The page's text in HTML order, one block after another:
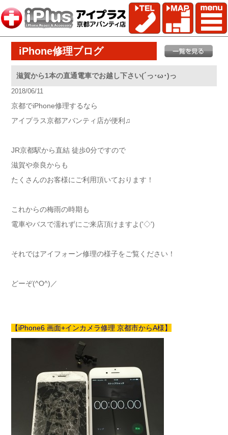
iPhone修理ブログ
滋賀から1本の直通電車でお越し下さい(´っ･ω･)っ
2018/06/11
京都でiPhone修理するなら
アイプラス京都アバンティ店が便利♫
JR京都駅から直結 徒歩0分ですので
滋賀や奈良からも
たくさんのお客様にご利用頂いております！
これからの梅雨の時期も
電車やバスで濡れずにご来店頂けますよ('◇')ゞ
それではアイフォーン修理の様子をご覧ください！
どーぞ(^O^)／
【iPhone6 画面+インカメラ修理 京都市からA様】